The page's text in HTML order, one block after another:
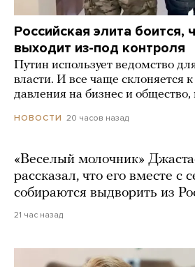
Российская элита боится,
выходит из-под контроля
Путин использует ведомство
власти. И все чаще склоняется
давления на бизнес и
НОВОСТИ 20 часов назад
«Веселый молочник»
рассказал, что его вместе с
собираются выдворить из
21 час назад